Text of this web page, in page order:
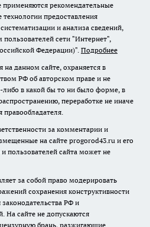
рекомендательные
предоставления
и анализа сведений,
сети "Интернет",
Федерации)". Подробнее
данном сайте, охраняется в
РФ об авторском праве и не
в какой бы то ни было форме, в
переработке не иначе
правообладателя.
за комментарии и
на сайте progorod43.ru и его
пользователей сайта может не
за собой право модерировать
сохранения конструктивности
РФ и
На сайте не допускаются
брань, разжигающие